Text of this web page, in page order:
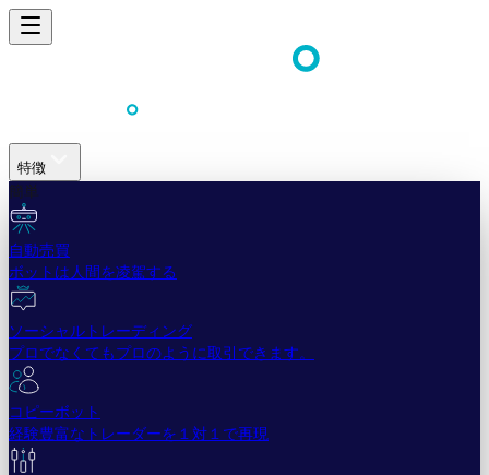
特徴
簡単
自動売買
ボットは人間を凌駕する
ソーシャルトレーディング
プロでなくてもプロのように取引できます。
コピーボット
経験豊富なトレーダーを１対１で再現